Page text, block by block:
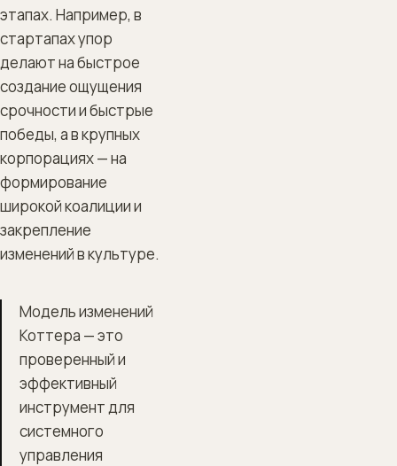
этапах. Например, в
стартапах упор
делают на быстрое
создание ощущения
срочности и быстрые
победы, а в крупных
корпорациях — на
формирование
широкой коалиции и
закрепление
изменений в культуре.
Модель изменений
Коттера — это
проверенный и
эффективный
инструмент для
системного
управления